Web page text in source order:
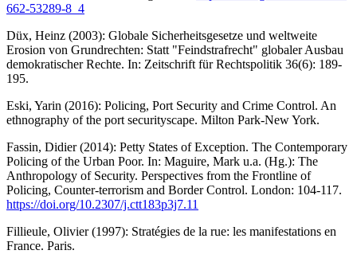
662-53289-8_4
Düx, Heinz (2003): Globale Sicherheitsgesetze und weltweite
Erosion von Grundrechten: Statt "Feindstrafrecht" globaler Ausbau
demokratischer Rechte. In: Zeitschrift für Rechtspolitik 36(6): 189-
195.
Eski, Yarin (2016): Policing, Port Security and Crime Control. An
ethnography of the port securityscape. Milton Park-New York.
Fassin, Didier (2014): Petty States of Exception. The Contemporary
Policing of the Urban Poor. In: Maguire, Mark u.a. (Hg.): The
Anthropology of Security. Perspectives from the Frontline of
Policing, Counter-terrorism and Border Control. London: 104-117.
https://doi.org/10.2307/j.ctt183p3j7.11
Fillieule, Olivier (1997): Stratégies de la rue: les manifestations en
France. Paris.